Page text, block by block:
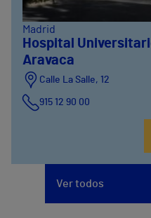
Madrid
Hospital
Aravaca
Calle La Salle, 12
915 12 90 00
Ver todos